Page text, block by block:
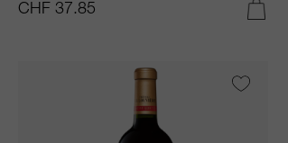
CHF 37.85